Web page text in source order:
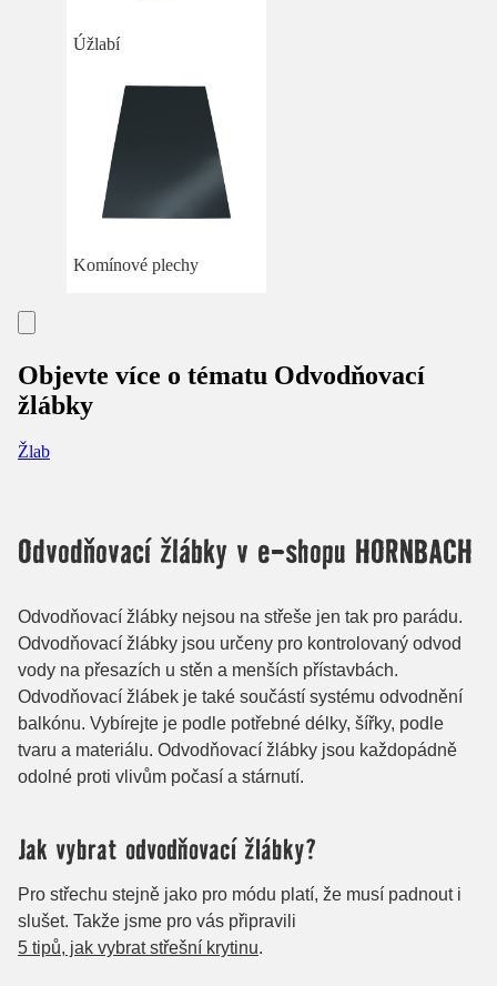
Úžlabí
Komínové plechy
Objevte více o tématu Odvodňovací
žlábky
Žlab